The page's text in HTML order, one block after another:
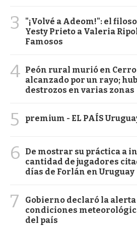
3
"¡Volvé a Adeom!": el
Yesty Prieto a Valeria
Famosos
4 Peón rural murió en
alcanzado por un rayo;
destrozos en varias zonas
5 premium - EL PAÍS
6
De mostrar su práctica a
cantidad de jugadores
días de Forlán en Uruguay
7
Gobierno declaró la
condiciones
del país